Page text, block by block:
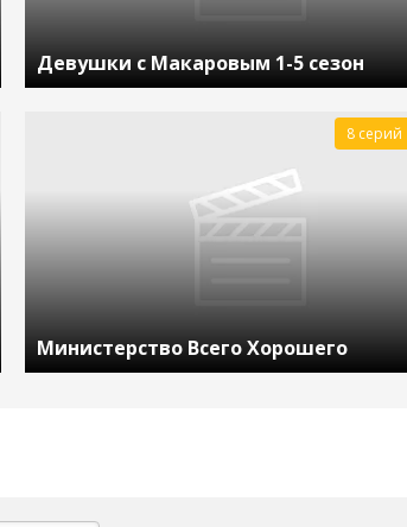
Девушки с Макаровым 1-5 сезон
Министерство Всего Хорошего
8 серий